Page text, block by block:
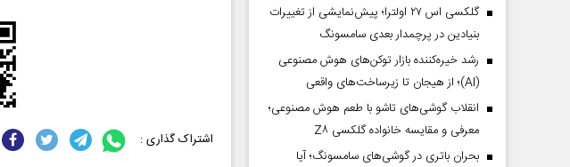
اشتراک گذاری :
گلکسی اس ۲۷ اولترا؛ پیش‌نمایشی از تغییرات
بنیادین در پرچمدار بعدی سامسونگ
رشد خیره‌کننده بازار توکن‌های هوش مصنوعی
(AI)؛ از هیجان تا زیرساخت‌های واقعی
انقلاب گوشی‌های تاشو‌ با طعم هوش مصنوعی؛
معرفی و مقایسه خانواده گلکسی Z۸
بحران باتری در گوشی‌های سامسونگ؛ آیا